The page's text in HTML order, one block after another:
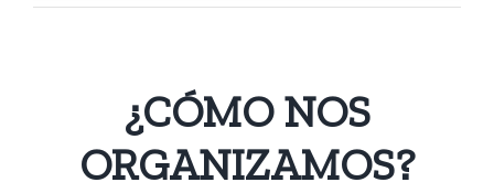
¿CÓMO NOS
ORGANIZAMOS?